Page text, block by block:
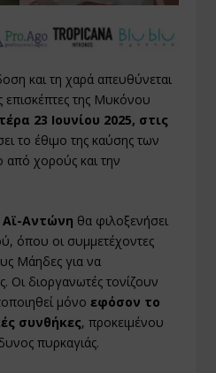
και τη χαρά απευθύνεται
επισκέπτες της Μυκόνου
23 Ιουνίου 2025, στις
το έθιμο της καύσης των
χορούς και την
Αϊ-Αντώνη θα φιλοξενήσει
όπου οι συμμετέχοντες
Μάηδες για να
Οι διοργανωτές τονίζουν
μόνοεφόσον το
συνθήκες, προκειμένου
πυρκαγιάς.